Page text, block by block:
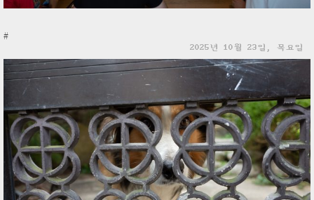
#
2025년 10월 23일, 목요일